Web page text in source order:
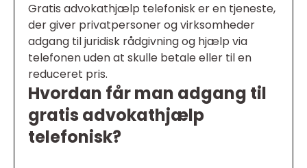
Gratis advokathjælp telefonisk er en tjeneste,
der giver privatpersoner og virksomheder
adgang til juridisk rådgivning og hjælp via
telefonen uden at skulle betale eller til en
reduceret pris.
Hvordan får man adgang til
gratis advokathjælp
telefonisk?